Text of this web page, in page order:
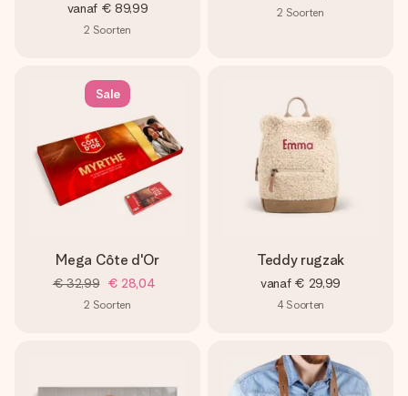
vanaf € 89,99
2 Soorten
2 Soorten
Sale
Mega Côte d'Or
€ 32,99 € 28,04
2 Soorten
Teddy rugzak
vanaf € 29,99
4 Soorten